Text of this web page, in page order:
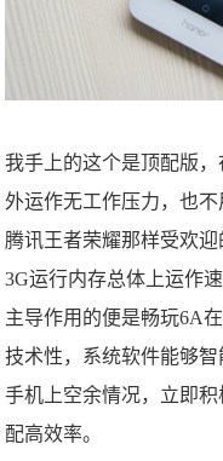
我手上的这个是顶配版
外运作无工作压力，也
腾讯王者荣耀那样受欢迎
3G运行内存总体上运作
主导作用的便是畅玩6A
技术性，系统软件能够
手机上空余情况，立即
配高效率。